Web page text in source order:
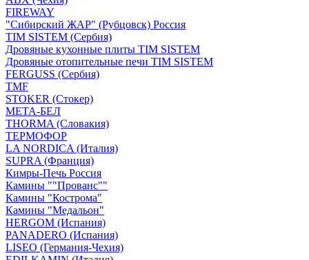
FIREWAY
"Сибирский ЖАР" (Рубцовск) Россия
TIM SISTEM (Сербия)
Дровяные кухонные плиты TIM SISTEM
Дровяные отопительные печи TIM SISTEM
FERGUSS (Сербия)
TMF
STOKER (Стокер)
МЕТА-БЕЛ
THORMA (Словакия)
ТЕРМОФОР
LA NORDICA (Италия)
SUPRA (Франция)
Кимры-Печь Россия
Камины ""Прованс""
Камины "Кострома"
Камины "Медальон"
HERGOM (Испания)
PANADERO (Испания)
LISEO (Германия-Чехия)